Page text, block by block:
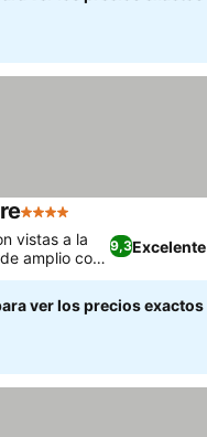
4 Estrellas
9,3Excelente
vistas a la
amplio con
ver los precios exactos